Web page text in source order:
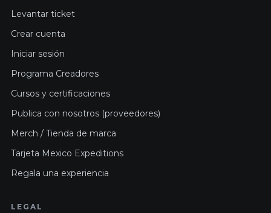
Levantar ticket
Crear cuenta
Iniciar sesión
Programa Creadores
Cursos y certificaciones
Publica con nosotros (proveedores)
Merch / Tienda de marca
Tarjeta Mexico Expeditions
Regala una experiencia
LEGAL